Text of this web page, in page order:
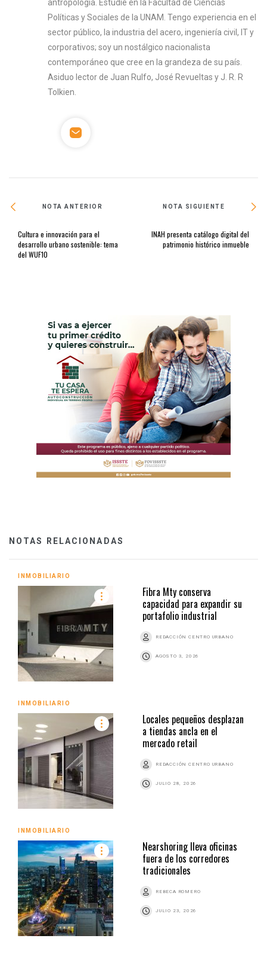
antropología. Estudié en la Facultad de Ciencias
Políticas y Sociales de la UNAM. Tengo experiencia en el
sector público, la industria del acero, ingeniería civil, IT y
corporativos; soy un nostálgico nacionalista
contemporáneo que cree en la grandeza de su país.
Asiduo lector de Juan Rulfo, José Revueltas y J. R. R
Tolkien.
NOTA ANTERIOR
Cultura e innovación para el
desarrollo urbano sostenible: tema
del WUF10
NOTA SIGUIENTE
INAH presenta catálogo digital del
patrimonio histórico inmueble
NOTAS RELACIONADAS
INMOBILIARIO
Fibra Mty conserva
capacidad para expandir su
portafolio industrial
REDACCIÓN CENTRO URBANO
AGOSTO 3, 2026
INMOBILIARIO
Locales pequeños desplazan
a tiendas ancla en el
mercado retail
REDACCIÓN CENTRO URBANO
JULIO 28, 2026
INMOBILIARIO
Nearshoring lleva oficinas
fuera de los corredores
tradicionales
REBECA ROMERO
JULIO 23, 2026